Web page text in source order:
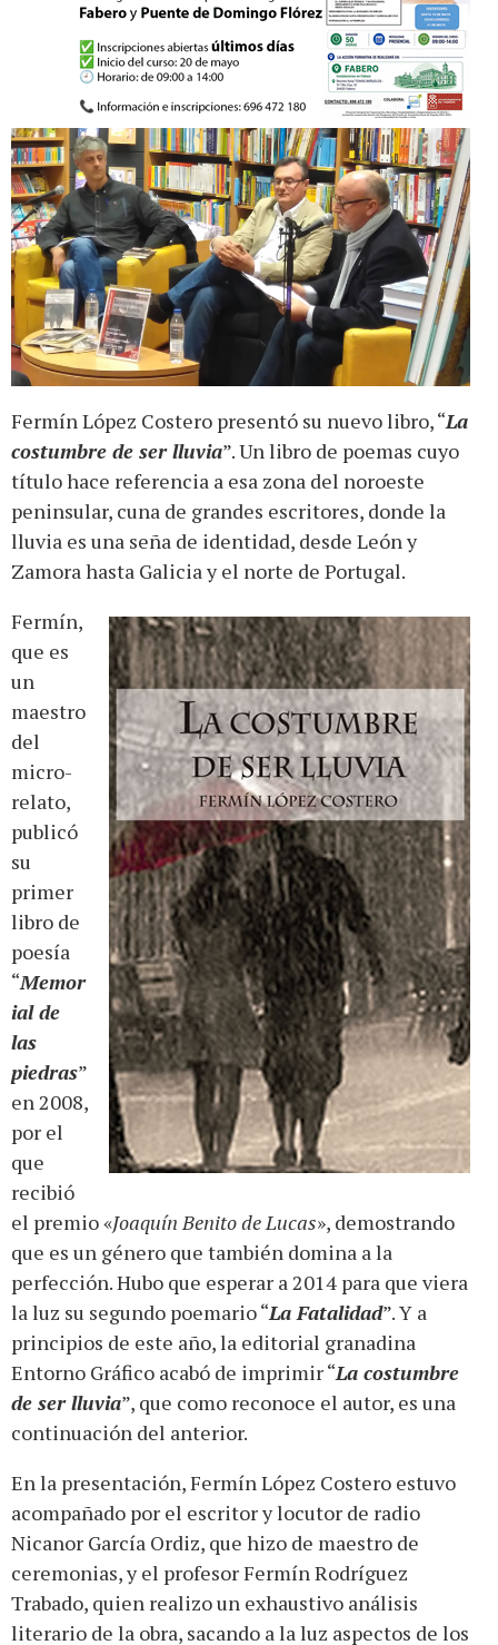
Fermín López Costero presentó su nuevo libro, “La
costumbre de ser lluvia”. Un libro de poemas cuyo
título hace referencia a esa zona del noroeste
peninsular, cuna de grandes escritores, donde la
lluvia es una seña de identidad, desde León y
Zamora hasta Galicia y el norte de Portugal.
Fermín,
que es
un
maestro
del
micro-
relato,
publicó
su
primer
libro de
poesía
“Memor
ial de
las
piedras”
en 2008,
por el
que
recibió
el premio «Joaquín Benito de Lucas», demostrando
que es un género que también domina a la
perfección. Hubo que esperar a 2014 para que viera
la luz su segundo poemario “La Fatalidad”. Y a
principios de este año, la editorial granadina
Entorno Gráfico acabó de imprimir “La costumbre
de ser lluvia”, que como reconoce el autor, es una
continuación del anterior.
En la presentación, Fermín López Costero estuvo
acompañado por el escritor y locutor de radio
Nicanor García Ordiz, que hizo de maestro de
ceremonias, y el profesor Fermín Rodríguez
Trabado, quien realizo un exhaustivo análisis
literario de la obra, sacando a la luz aspectos de los